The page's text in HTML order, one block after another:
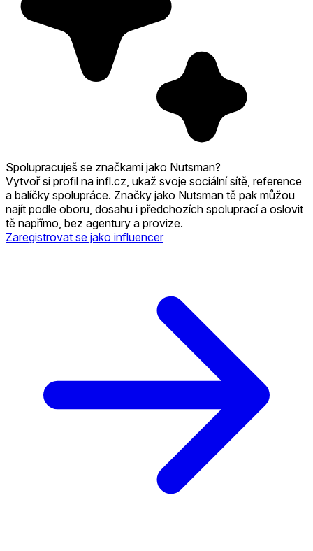
Spolupracuješ se značkami jako Nutsman?
Vytvoř si profil na infl.cz, ukaž svoje sociální sítě, reference
a balíčky spolupráce. Značky jako Nutsman tě pak můžou
najít podle oboru, dosahu i předchozích spoluprací a oslovit
tě napřímo, bez agentury a provize.
Zaregistrovat se jako influencer